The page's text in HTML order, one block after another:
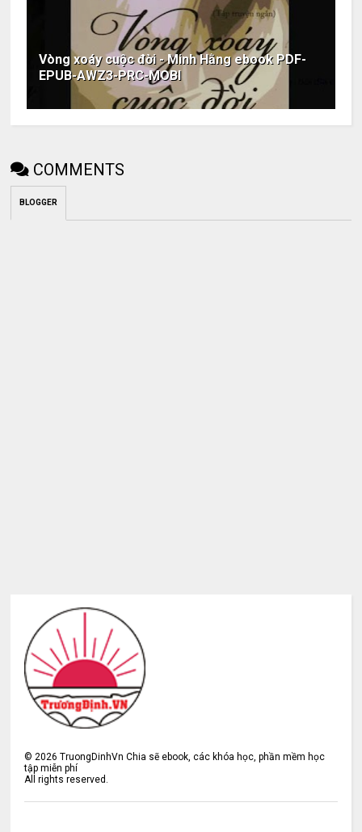
Vòng xoáy cuộc đời - Minh Hằng ebook PDF-
EPUB-AWZ3-PRC-MOBI
COMMENTS
BLOGGER
©2026 TruongDinhVn Chia sẽ ebook, các khóa học, phần mềm học
tập miễn phí
All rights reserved.